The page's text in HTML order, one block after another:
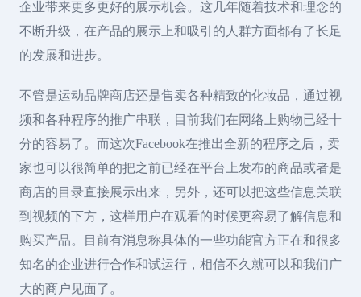
企业带来更多更好的展示机会。这几年随着技术和理念的
不断升级，在产品的展示上和吸引的人群方面都有了长足
的发展和进步。
不管是运动品牌商店还是售卖各种精致的化妆品，通过视
频和各种程序的推广串联，目前我们在网络上购物已经十
分的容易了。而这次Facebook在推出全新的程序之后，卖
家也可以很简单的把之前已经在平台上发布的商品或者是
商店的目录直接展示出来，另外，还可以把这些信息关联
到视频的下方，这样用户在观看的时候更容易了解信息和
购买产品。目前有消息称具体的一些功能官方正在和很多
知名的企业进行合作和试运行，相信不久就可以和我们广
大的商户见面了。